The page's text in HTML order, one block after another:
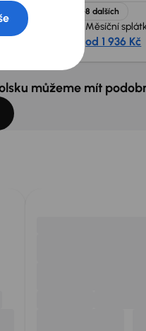
cena
+8 dalších
Měsíční
od 1 936 Kč
můžeme mít